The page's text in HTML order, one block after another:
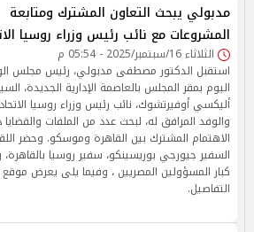
مدبولي يبحث التعاون المشترك ومتابعة
المشروعات مع نائب رئيس وزراء روسيا
الثلاثاء 16/سبتمبر/2025 - 05:54 م
استقبل الدكتور مصطفى مدبولي، رئيس مجلس
اليوم بمقر المجلس بالعاصمة الإدارية الجديدة،
أليكسي أوفيرتشوك، نائب رئيس وزراء روسيا
والوفد المرافق له، لبحث عدد من الملفات والقضايا
الاهتمام المشترك بين القاهرة وموسكو. وحضر
السفير جيورجي بوريسينكو، سفير روسيا
كبار المسؤولين المصريين ، وفيما يلى يعرض موقع
التفاصيل.